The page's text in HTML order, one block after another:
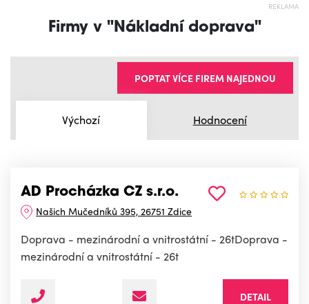
REKLAMA
Firmy v "Nákladní doprava"
Výchozí Hodnocení
POPTAT VÍCE FIREM NAJEDNOU
AD Procházka CZ s.r.o.
Našich Mučedníků 395, 26751 Zdice
Doprava - mezinárodní a vnitrostátní - 26tDoprava -
mezinárodní a vnitrostátní - 26t
DETAIL